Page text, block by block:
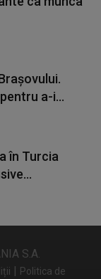
a-i...
în Turcia
S.A.
| Politica de